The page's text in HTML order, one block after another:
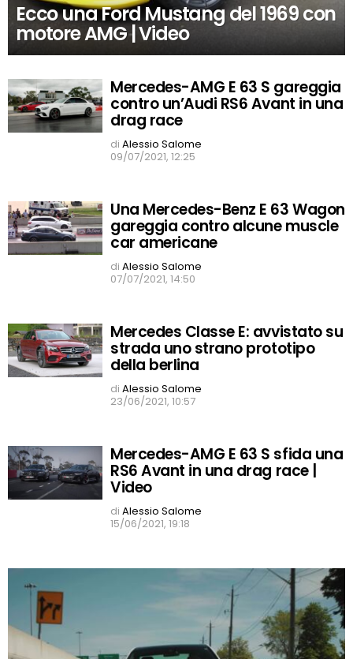
Ecco una Ford Mustang del 1969 con
motore AMG | Video
Mercedes-AMG E 63 S gareggia
contro un’Audi RS6 Avant in una
drag race
di Alessio Salome
09/07/2021, 12:25
Una Mercedes-Benz E 63 Wagon
gareggia contro alcune muscle
car americane
di Alessio Salome
07/07/2021, 14:50
Mercedes Classe E: avvistato su
strada uno strano prototipo
della berlina
di Alessio Salome
23/06/2021, 10:57
Mercedes-AMG E 63 S sfida una
RS6 Avant in una drag race |
Video
di Alessio Salome
15/06/2021, 19:18